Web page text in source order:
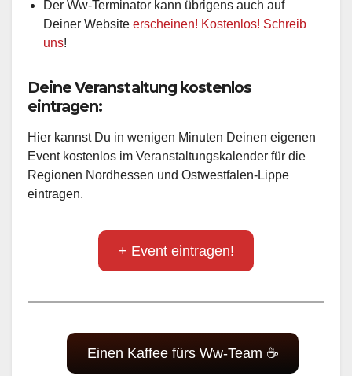
Der Ww-Terminator kann übrigens auch auf
Deiner Website erscheinen! Kostenlos! Schreib
uns!
Deine Veranstaltung kostenlos
eintragen:
Hier kannst Du in wenigen Minuten Deinen eigenen
Event kostenlos im Veranstaltungskalender für die
Regionen Nordhessen und Ostwestfalen-Lippe
eintragen.
+ Event eintragen!
Einen Kaffee fürs Ww-Team ☕